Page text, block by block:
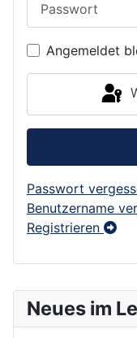
Neues im
Angemeldet
Passwort
Benutzername
Registrieren